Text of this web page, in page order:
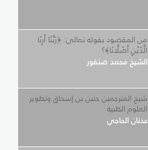
من المقصود بقوله تعالى: ﴿رَبَّنَا أَرِنَا
الَّذَيْنِ أَضَلَّانَا﴾؟
الشيخ محمد صنقور
شيخ المترجمين حنين بن إسحاق وتطوير
العلوم الطبية
عدنان الحاجي